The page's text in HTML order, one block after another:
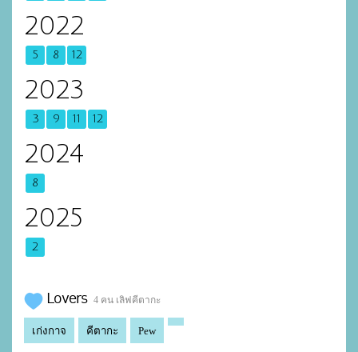
2022
5 8 12
2023
3 9 11 12
2024
8
2025
2
Lovers 4 คน เลิฟคีตากะ
เก่งกาจ คีตากะ Pew